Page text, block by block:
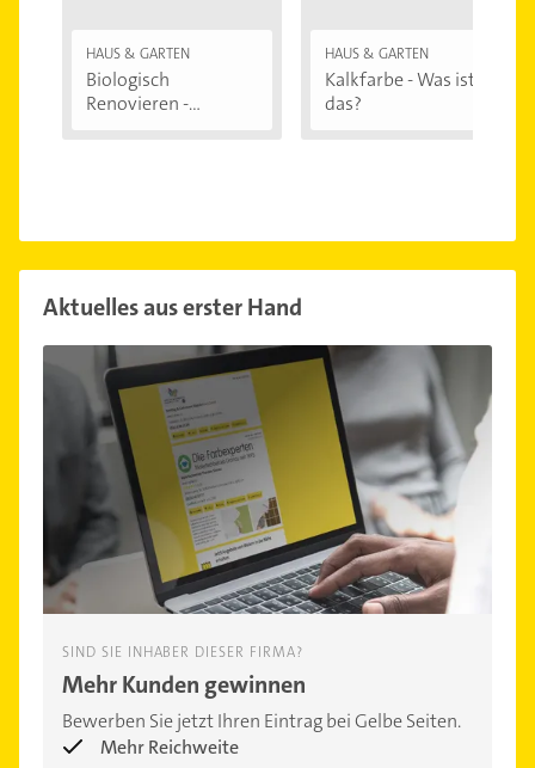
HAUS & GARTEN
Biologisch
Renovieren -
HAUS & GARTEN
Kalkfarbe - Was ist
das?
Aktuelles aus erster Hand
SIND SIE INHABER DIESER FIRMA?
Mehr Kunden gewinnen
Bewerben Sie jetzt Ihren Eintrag bei Gelbe Seiten.
Mehr Reichweite